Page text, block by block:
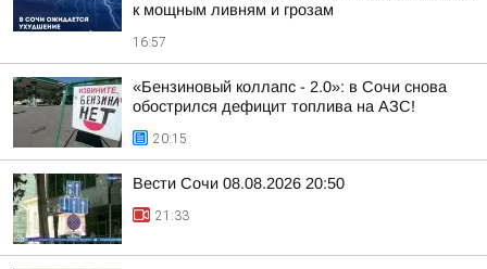
к мощным ливням и грозам
16:57
«Бензиновый коллапс - 2.0»: в Сочи снова
обострился дефицит топлива на АЗС!
20:15
Вести Сочи 08.08.2026 20:50
21:33